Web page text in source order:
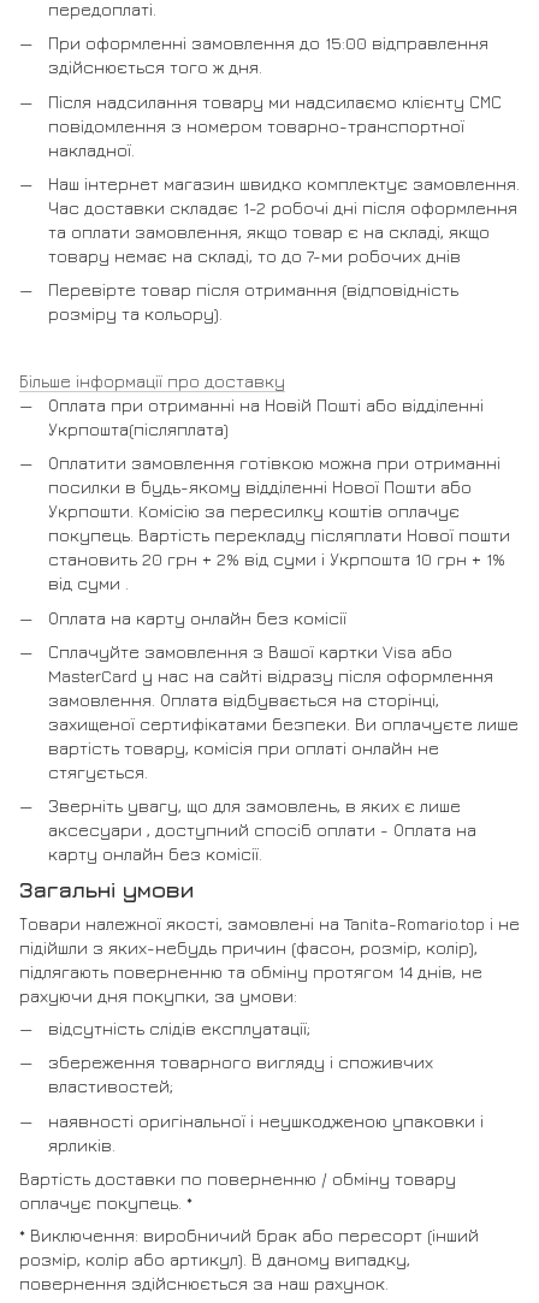
передоплаті.
При оформленні замовлення до 15:00 відправлення
здійснюється того ж дня.
Після надсилання товару ми надсилаємо клієнту СМС
повідомлення з номером товарно-транспортної
накладної.
Наш інтернет магазин швидко комплектує замовлення.
Час доставки складає 1-2 робочі дні після оформлення
та оплати замовлення, якщо товар є на складі, якщо
товару немає на складі, то до 7-ми робочих днів
Перевірте товар після отримання (відповідність
розміру та кольору).
Більше інформації про доставку
Оплата при отриманні на Новій Пошті або відділенні
Укрпошта(післяплата)
Оплатити замовлення готівкою можна при отриманні
посилки в будь-якому відділенні Нової Пошти або
Укрпошти. Комісію за пересилку коштів оплачує
покупець. Вартість перекладу післяплати Нової пошти
становить 20 грн + 2% від суми і Укрпошта 10 грн + 1%
від суми .
Оплата на карту онлайн без комісії
Сплачуйте замовлення з Вашої картки Visa або
MasterCard у нас на сайті відразу після оформлення
замовлення. Оплата відбувається на сторінці,
захищеної сертифікатами безпеки. Ви оплачуєте лише
вартість товару, комісія при оплаті онлайн не
стягується.
Зверніть увагу, що для замовлень, в яких є лише
аксесуари , доступний спосіб оплати - Оплата на
карту онлайн без комісії.
Загальні умови
Товари належної якості, замовлені на Tanita-Romario.top і не
підійшли з яких-небудь причин (фасон, розмір, колір),
підлягають поверненню та обміну протягом 14 днів, не
рахуючи дня покупки, за умови:
відсутність слідів експлуатації;
збереження товарного вигляду і споживчих
властивостей;
наявності оригінальної і неушкодженою упаковки і
ярликів.
Вартість доставки по поверненню / обміну товару
оплачує покупець. *
* Виключення: виробничий брак або пересорт (інший
розмір, колір або артикул). В даному випадку,
повернення здійснюється за наш рахунок.